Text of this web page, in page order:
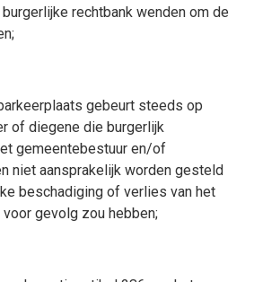
rechtbank wenden om de
gebeurt steeds op
of diegene die burgerlijk
gemeentebestuur en/of
niet aansprakelijk worden gesteld
beschadiging of verlies van het
gevolg zou hebben;